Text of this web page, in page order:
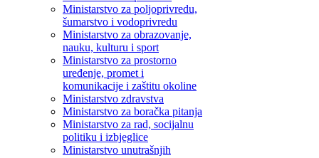
Ministarstvo za poljoprivredu,
šumarstvo i vodoprivredu
Ministarstvo za obrazovanje,
nauku, kulturu i sport
Ministarstvo za prostorno
uređenje, promet i
komunikacije i zaštitu okoline
Ministarstvo zdravstva
Ministarstvo za boračka pitanja
Ministarstvo za rad, socijalnu
politiku i izbjeglice
Ministarstvo unutrašnjih